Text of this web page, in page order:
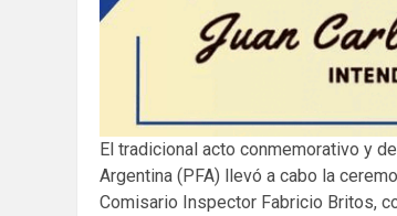
El tradicional acto conmemorativo y
Argentina (PFA) llevó a cabo la
Comisario Inspector Fabricio Britos,